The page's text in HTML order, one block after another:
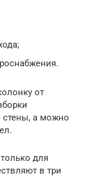
от
стены, а можно
для
в три